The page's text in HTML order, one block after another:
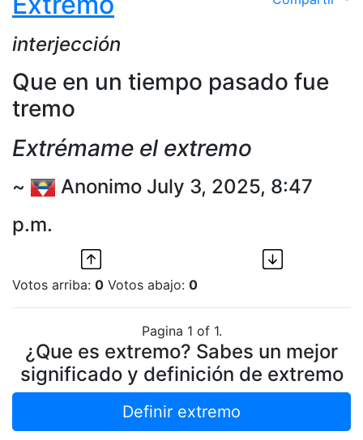
interjección
Que en un tiempo pasado fue
tremo
Extrémame el extremo
~
Anonimo July 3, 2025, 8:47
p.m.
Votos arriba: 0 Votos abajo: 0
Pagina 1 of 1.
¿Que es extremo? Sabes un mejor
significado y definición de extremo
Definir extremo